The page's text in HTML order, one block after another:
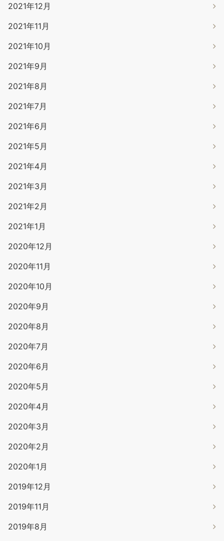
2021年12月
2021年11月
2021年10月
2021年9月
2021年8月
2021年7月
2021年6月
2021年5月
2021年4月
2021年3月
2021年2月
2021年1月
2020年12月
2020年11月
2020年10月
2020年9月
2020年8月
2020年7月
2020年6月
2020年5月
2020年4月
2020年3月
2020年2月
2020年1月
2019年12月
2019年11月
2019年8月